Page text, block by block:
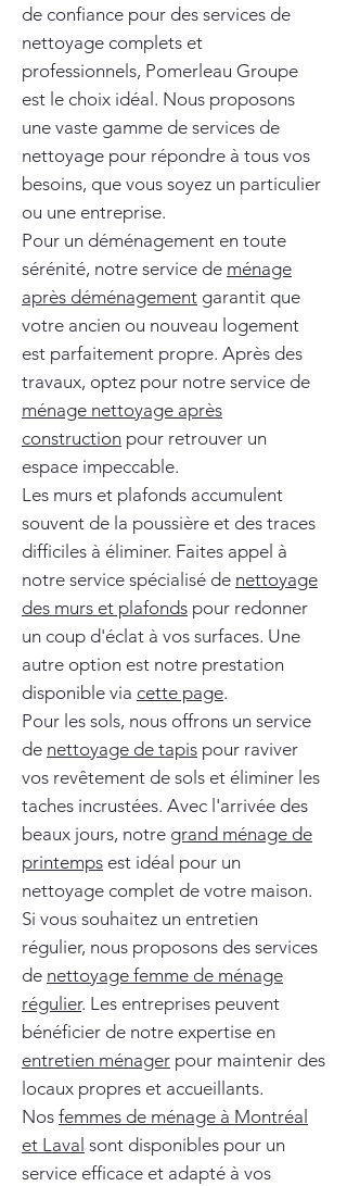
de confiance pour des services de
nettoyage complets et
professionnels, Pomerleau Groupe
est le choix idéal. Nous proposons
une vaste gamme de services de
nettoyage pour répondre à tous vos
besoins, que vous soyez un particulier
ou une entreprise.
Pour un déménagement en toute
sérénité, notre service de ménage
après déménagement garantit que
votre ancien ou nouveau logement
est parfaitement propre. Après des
travaux, optez pour notre service de
ménage nettoyage après
construction pour retrouver un
espace impeccable.
Les murs et plafonds accumulent
souvent de la poussière et des traces
difficiles à éliminer. Faites appel à
notre service spécialisé de nettoyage
des murs et plafonds pour redonner
un coup d'éclat à vos surfaces. Une
autre option est notre prestation
disponible via cette page.
Pour les sols, nous offrons un service
de nettoyage de tapis pour raviver
vos revêtement de sols et éliminer les
taches incrustées. Avec l'arrivée des
beaux jours, notre grand ménage de
printemps est idéal pour un
nettoyage complet de votre maison.
Si vous souhaitez un entretien
régulier, nous proposons des services
de nettoyage femme de ménage
régulier. Les entreprises peuvent
bénéficier de notre expertise en
entretien ménager pour maintenir des
locaux propres et accueillants.
Nos femmes de ménage à Montréal
et Laval sont disponibles pour un
service efficace et adapté à vos